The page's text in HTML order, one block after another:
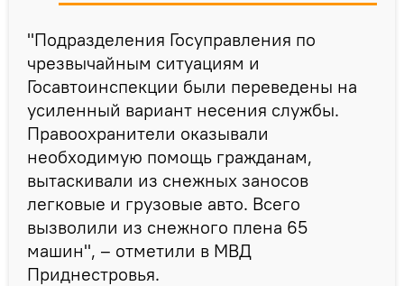
"Подразделения Госуправления по
чрезвычайным ситуациям и
Госавтоинспекции были переведены на
усиленный вариант несения службы.
Правоохранители оказывали
необходимую помощь гражданам,
вытаскивали из снежных заносов
легковые и грузовые авто. Всего
вызволили из снежного плена 65
машин", – отметили в МВД
Приднестровья.